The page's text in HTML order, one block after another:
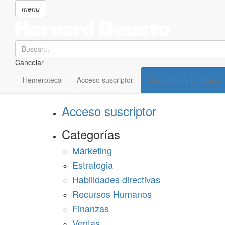
menu
Search
Cancelar
Hemeroteca Acceso suscriptor Suscríbete a la revista
SECCIONES
Suscríbete a Harvard Deusto
Acceso suscriptor
Categorías
Márketing
Estrategia
Habilidades directivas
Recursos Humanos
Finanzas